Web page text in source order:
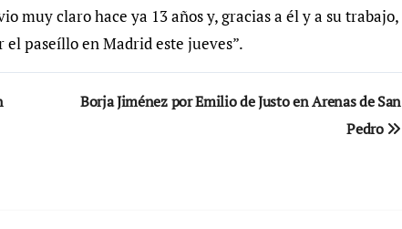
muy claro hace ya 13 años y, gracias a él y a su trabajo,
paseíllo en Madrid este jueves”.
Borja Jiménez por Emilio de Justo en Arenas de San
Pedro